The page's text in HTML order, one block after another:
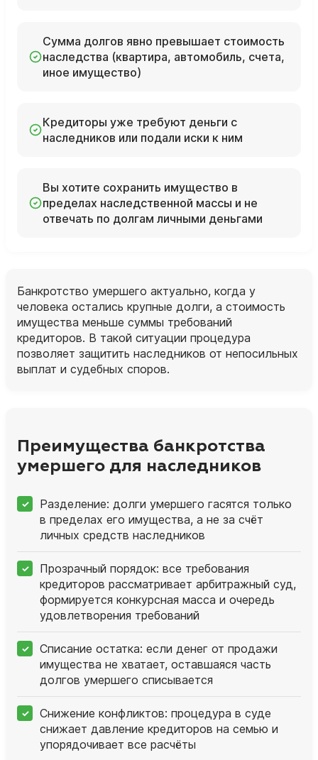
Сумма долгов явно превышает стоимость
наследства (квартира, автомобиль, счета,
иное имущество)
Кредиторы уже требуют деньги с
наследников или подали иски к ним
Вы хотите сохранить имущество в
пределах наследственной массы и не
отвечать по долгам личными деньгами
Банкротство умершего актуально, когда у
человека остались крупные долги, а стоимость
имущества меньше суммы требований
кредиторов. В такой ситуации процедура
позволяет защитить наследников от непосильных
выплат и судебных споров.
Преимущества банкротства
умершего для наследников
Разделение: долги умершего гасятся только
в пределах его имущества, а не за счёт
личных средств наследников
Прозрачный порядок: все требования
кредиторов рассматривает арбитражный суд,
формируется конкурсная масса и очередь
удовлетворения требований
Списание остатка: если денег от продажи
имущества не хватает, оставшаяся часть
долгов умершего списывается
Снижение конфликтов: процедура в суде
снижает давление кредиторов на семью и
упорядочивает все расчёты